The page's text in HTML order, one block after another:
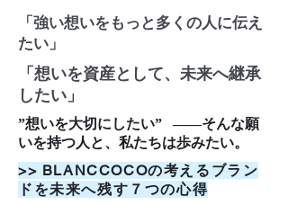
「強い想いをもっと多くの人に伝え
たい」
「想いを資産として、未来へ継承
したい」
”想いを大切にしたい” ——そんな願
いを持つ人と、私たちは歩みたい。
>> BLANCCOCOの考えるブラン
ドを未来へ残す７つの心得